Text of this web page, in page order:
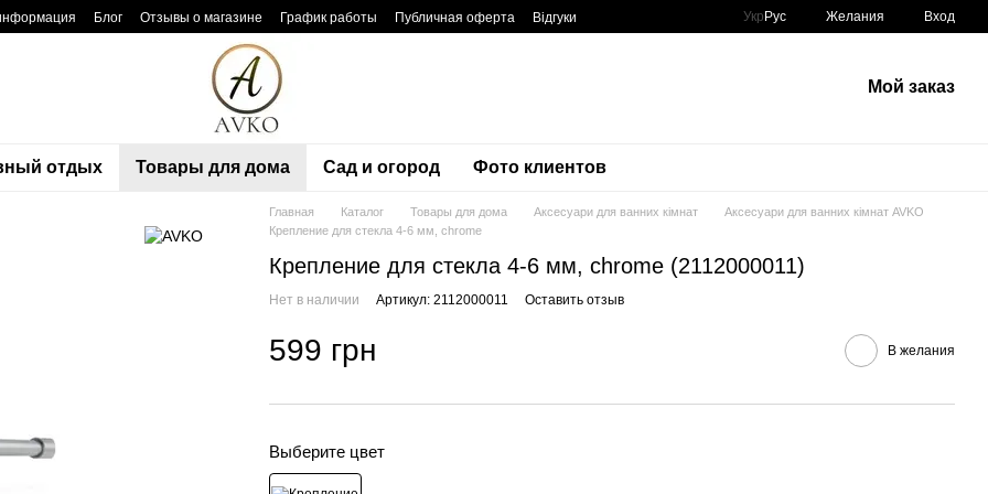
Блог Отзывы о магазине График работы Публичная оферта
Відгуки
Укр Рус Желания Вход
Мой заказ
отдых Товары для дома Сад и огород Фото клиентов
Главная Каталог Товары для дома Аксесуари для ванних кімнат
Аксесуари для ванних кімнат AVKO
Крепление для стекла 4-6 мм, chrome
Крепление для стекла 4-6 мм, chrome (2112000011)
Нет в наличии Артикул: 2112000011 Оставить отзыв
599 грн В желания
Выберите цвет